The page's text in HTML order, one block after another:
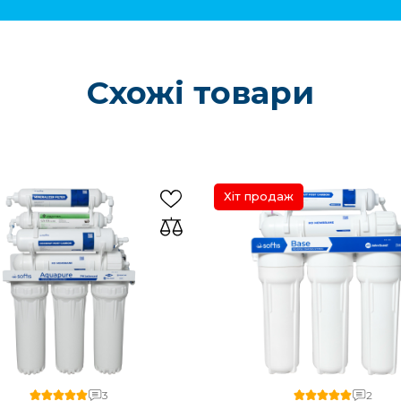
Схожі товари
3
Хіт продаж
2